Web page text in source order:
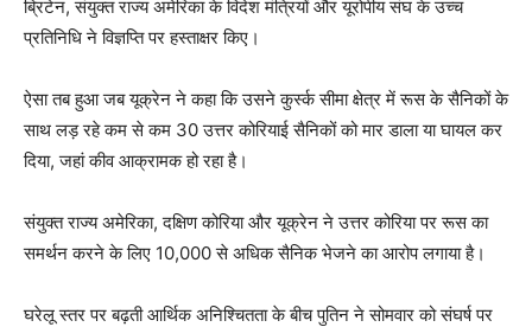
ब्रिटेन, संयुक्त राज्य अमेरिका के विदेश मंत्रियों और यूरोपीय संघ के उच्च
प्रतिनिधि ने विज्ञप्ति पर हस्ताक्षर किए।
ऐसा तब हुआ जब यूक्रेन ने कहा कि उसने कुर्स्क सीमा क्षेत्र में रूस के सैनिकों के
साथ लड़ रहे कम से कम 30 उत्तर कोरियाई सैनिकों को मार डाला या घायल कर
दिया, जहां कीव आक्रामक हो रहा है।
संयुक्त राज्य अमेरिका, दक्षिण कोरिया और यूक्रेन ने उत्तर कोरिया पर रूस का
समर्थन करने के लिए 10,000 से अधिक सैनिक भेजने का आरोप लगाया है।
घरेलू स्तर पर बढ़ती आर्थिक अनिश्चितता के बीच पुतिन ने सोमवार को संघर्ष पर